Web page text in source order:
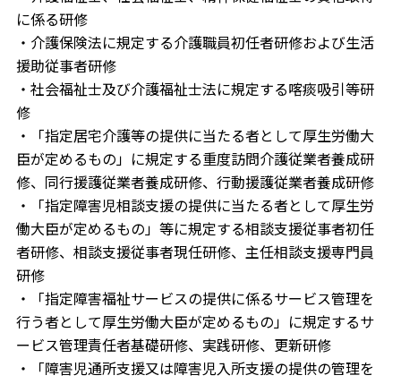
に係る研修
・介護保険法に規定する介護職員初任者研修および生活
援助従事者研修
・社会福祉士及び介護福祉士法に規定する喀痰吸引等研
修
・「指定居宅介護等の提供に当たる者として厚生労働大
臣が定めるもの」に規定する重度訪問介護従業者養成研
修、同行援護従業者養成研修、行動援護従業者養成研修
・「指定障害児相談支援の提供に当たる者として厚生労
働大臣が定めるもの」等に規定する相談支援従事者初任
者研修、相談支援従事者現任研修、主任相談支援専門員
研修
・「指定障害福祉サービスの提供に係るサービス管理を
行う者として厚生労働大臣が定めるもの」に規定するサ
ービス管理責任者基礎研修、実践研修、更新研修
・「障害児通所支援又は障害児入所支援の提供の管理を